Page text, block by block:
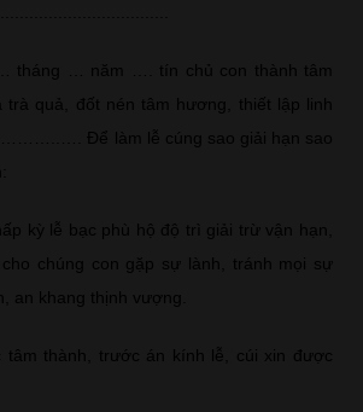
tháng … năm …. tín chủ con thành tâm
trà quả, đốt nén tâm hương, thiết lập linh
Để làm lễ cúng sao giải hạn sao
kỳ lễ bạc phù hộ độ trì giải trừ vận hạn,
chúng con gặp sự lành, tránh mọi sự
an khang thịnh vượng.
tâm thành, trước án kính lễ, cúi xin được